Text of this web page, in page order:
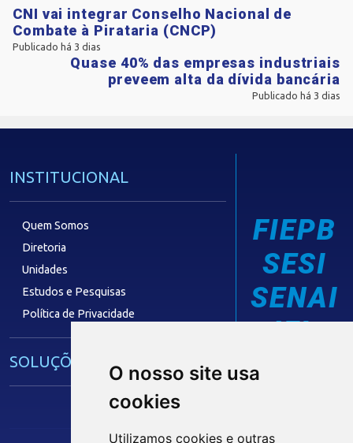
O nosso site usa
cookies
Utilizamos cookies e outras
CNI vai integrar Conselho Nacional de
Combate à Pirataria (CNCP)
Publicado há 3 dias
Quase 40% das empresas industriais
preveem alta da dívida bancária
Publicado há 3 dias
INSTITUCIONAL
Quem Somos
Diretoria
Unidades
Estudos e Pesquisas
Política de Privacidade
SOLUÇÕES E SERVIÇOS
Núcleo de Acesso ao Crédito
FIEPB
SESI
SENAI
IEL